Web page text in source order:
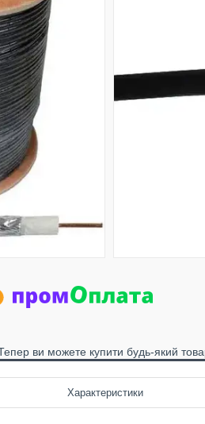
ви можете купити будь-який
Характеристики